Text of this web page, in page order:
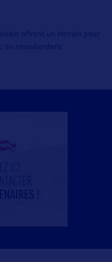
offrent un terrain pour
de snowborders.